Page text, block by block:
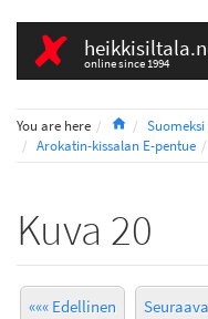
online since 1994
You are here HomeSuomeksi
Arokatin-kissalan E-pentue
Kuva 20
««« Edellinen